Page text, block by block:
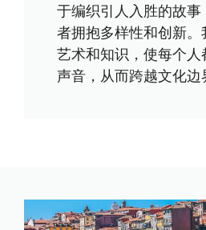
于编织引人入胜的故
者拥抱多样性和创新
艺术和知识，使每个
声音，从而跨越文化边